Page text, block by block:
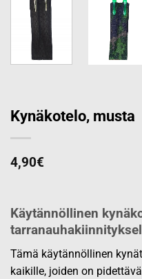
Kynäkotelo, musta
4,90€
Käytännöllinen
Tämä käytännöllinen
kaikille, joiden on